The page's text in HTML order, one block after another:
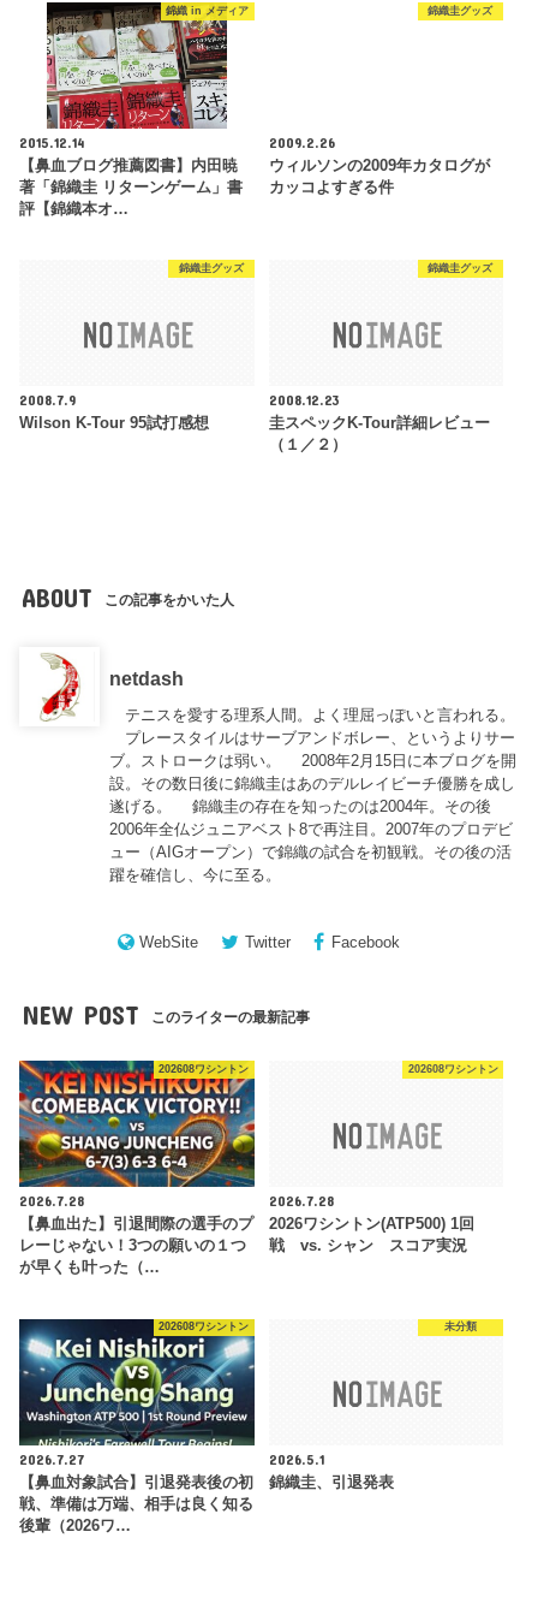
錦織 in メディア
2015.12.14
【鼻血ブログ推薦図書】内田暁
著「錦織圭 リターンゲーム」書
評【錦織本オ…
錦織圭グッズ
2009.2.26
ウィルソンの2009年カタログが
カッコよすぎる件
錦織圭グッズ
2008.7.9
Wilson K-Tour 95試打感想
錦織圭グッズ
2008.12.23
圭スペックK-Tour詳細レビュー
（１／２）
ABOUT この記事をかいた人
netdash
テニスを愛する理系人間。よく理屈っぽいと言われる。
プレースタイルはサーブアンドボレー、というよりサー
ブ。ストロークは弱い。 2008年2月15日に本ブログを開
設。その数日後に錦織圭はあのデルレイビーチ優勝を成し
遂げる。 錦織圭の存在を知ったのは2004年。その後
2006年全仏ジュニアベスト8で再注目。2007年のプロデビ
ュー（AIGオープン）で錦織の試合を初観戦。その後の活
躍を確信し、今に至る。
WebSite Twitter Facebook
NEW POST このライターの最新記事
202608ワシントン
2026.7.28
【鼻血出た】引退間際の選手のプ
レーじゃない！3つの願いの１つ
が早くも叶った（…
202608ワシントン
2026.7.28
2026ワシントン(ATP500) 1回
戦 vs. シャン スコア実況
202608ワシントン
2026.7.27
【鼻血対象試合】引退発表後の初
戦、準備は万端、相手は良く知る
後輩（2026ワ…
未分類
2026.5.1
錦織圭、引退発表